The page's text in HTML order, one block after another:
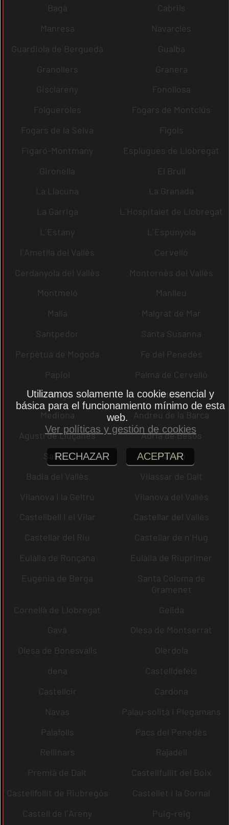
Bagà
Cabrils
Manresa
Navarcles
Guardiola de Berguedà
Gualba
Granollers
Granera
Gisclareny
Fonollosa
Folgueroles
Fogars de Montclús
Fogars de la Selva
Fígols
Figaró-Montmany
Esplugues de Llobregat
Gironella
El Brull
La Llacuna
La Granada
La Garriga
L´Hospitalet de Llobregat
L´Estany
L´Espunyola
l´Ametlla del Vallès
Cervelló
Cerdanyola del Vallès
Montornès del Vallès
Montmeló
Manlleu
Malla
Malgrat de Mar
Santpedor
Santa Susanna
Perpètua de Mogoda
Fe del Penedès
Papiol
Palma de Cervelló
Pallejà
Moià
Mediona
Andreu de la Barca
Agustí de Lluçanès
Adrià de Besòs
Sallent
Mataró
Badia del Vallès
Vilassar de Dalt
Vilanova i la Geltrú
Vilanova del Vallès
Castellbell i el Vilar
Castellar del Vallès
Castellar del Riu
Castellar de n´Hug
Eulàlia de Ronçana
Eulàlia de Riuprimer
Eugènia de Berga
Santa Coloma de
Gramenet
Cornellà de Llobregat
Gelida
Gavà
Olesa de Montserrat
Olesa de Bonesvalls
Olèrdola
dena
Castelldefels
Castellcir
Cardona
Navas
Palau-solità i Plegamans
Palafolls
Pacs del Penedès
Rellinars
Rajadell
Premià de Dalt
Castellfullit del Boix
Castellfollit de Riubregós
Castellet i la Gornal
Castell de l´Areny
Puig-reig
Utilizamos solamente la cookie esencial y
básica para el funcionamiento mínimo de esta
web.
Ver políticas y gestión de cookies
RECHAZAR ACEPTAR